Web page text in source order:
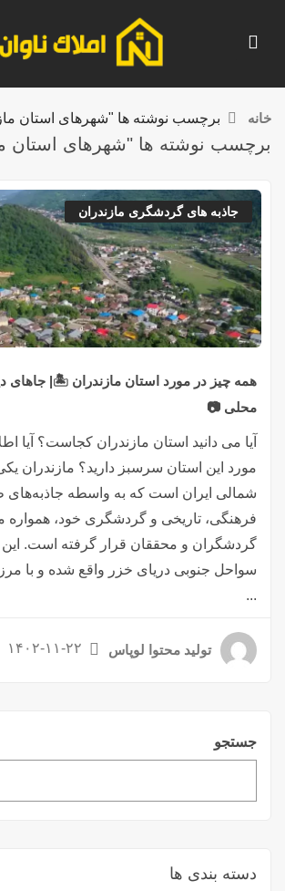
خانه برچسب نوشته ها "شهرهای استان
برچسب نوشته ها "شهرهای استان
جستجو
دسته بندی ها
جاذبه های گردشگری مازندران
همه چیز در مورد استان مازندران 🏝️| جاهای
محلی 📷
آیا می دانید استان مازندران کجاست؟ آیا
مورد این استان سرسبز دارید؟ مازندران
شمالی ایران است که به واسطه جاذبه‌های
فرهنگی، تاریخی و گردشگری خود، همواره
گردشگران و محققان قرار گرفته است. این
سواحل جنوبی دریای خزر واقع شده و با
...
تولید محتوا لوپاس ۱۴۰۲-۱۱-۲۲